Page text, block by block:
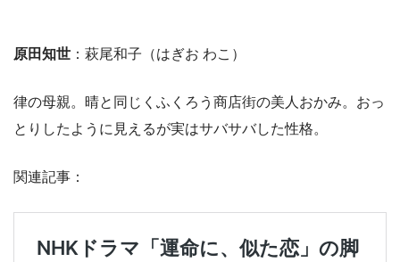
原田知世 ：萩尾和子（はぎお わこ）
律の母親。晴と同じくふくろう商店街の美人おかみ。おっ
とりしたように見えるが実はサバサバした性格。
関連記事：